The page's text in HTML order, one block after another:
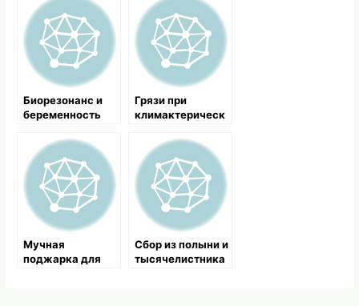
Биорезонанс и
беременность
Грязи при
климактерическ
Мучная
поджарка для
Сбор из полыни и
тысячелистника